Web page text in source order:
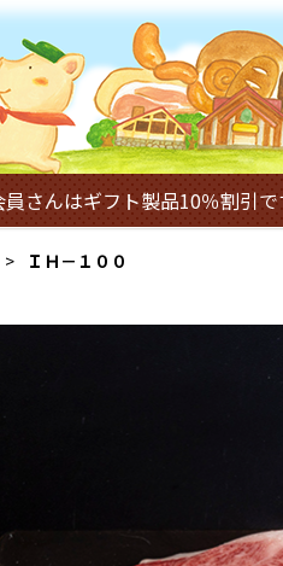
さんはギフト製品10％割引で
ＩＨ－１００